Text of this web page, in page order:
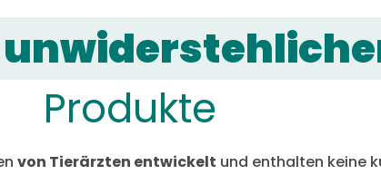
Produkte
von Tierärzten entwickelt und enthalten keine